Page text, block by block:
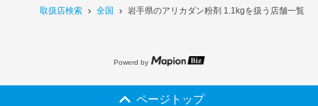
取扱店検索 全国 岩手県のアリカダン粉剤 1.1kgを扱う店舗一覧
Powerd by
ページトップ